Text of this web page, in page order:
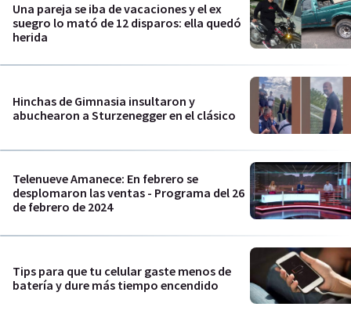
Una pareja se iba de vacaciones y el ex
suegro lo mató de 12 disparos: ella quedó
herida
Hinchas de Gimnasia insultaron y
abuchearon a Sturzenegger en el clásico
Telenueve Amanece: En febrero se
desplomaron las ventas - Programa del 26
de febrero de 2024
Tips para que tu celular gaste menos de
batería y dure más tiempo encendido